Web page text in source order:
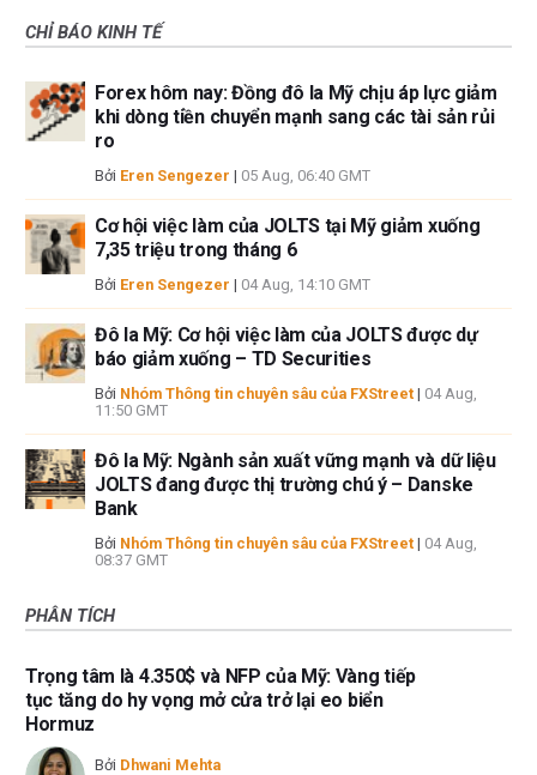
CHỈ BÁO KINH TẾ
Forex hôm nay: Đồng đô la Mỹ chịu áp lực giảm
khi dòng tiền chuyển mạnh sang các tài sản rủi
ro
Bởi Eren Sengezer | 05 Aug, 06:40 GMT
Cơ hội việc làm của JOLTS tại Mỹ giảm xuống
7,35 triệu trong tháng 6
Bởi Eren Sengezer | 04 Aug, 14:10 GMT
Đô la Mỹ: Cơ hội việc làm của JOLTS được dự
báo giảm xuống – TD Securities
Bởi Nhóm Thông tin chuyên sâu của FXStreet | 04 Aug,
11:50 GMT
Đô la Mỹ: Ngành sản xuất vững mạnh và dữ liệu
JOLTS đang được thị trường chú ý – Danske
Bank
Bởi Nhóm Thông tin chuyên sâu của FXStreet | 04 Aug,
08:37 GMT
PHÂN TÍCH
Trọng tâm là 4.350$ và NFP của Mỹ: Vàng tiếp
tục tăng do hy vọng mở cửa trở lại eo biển
Hormuz
Bởi Dhwani Mehta